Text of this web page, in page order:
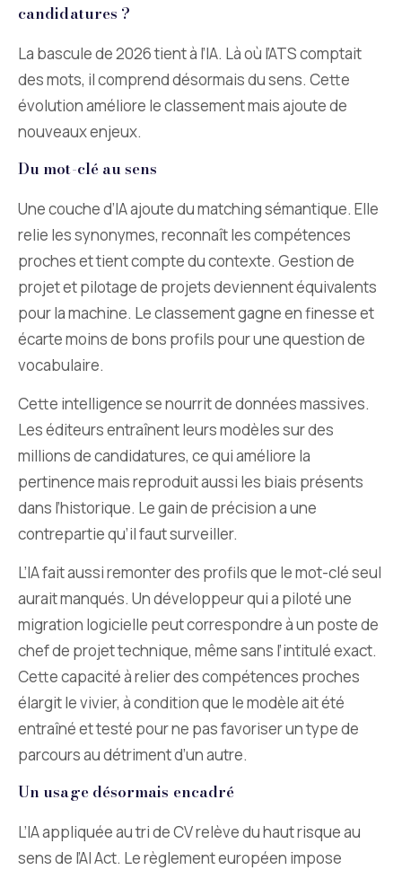
candidatures ?
La bascule de 2026 tient à l’IA. Là où l’ATS comptait
des mots, il comprend désormais du sens. Cette
évolution améliore le classement mais ajoute de
nouveaux enjeux.
Du mot-clé au sens
Une couche d’IA ajoute du matching sémantique. Elle
relie les synonymes, reconnaît les compétences
proches et tient compte du contexte. Gestion de
projet et pilotage de projets deviennent équivalents
pour la machine. Le classement gagne en finesse et
écarte moins de bons profils pour une question de
vocabulaire.
Cette intelligence se nourrit de données massives.
Les éditeurs entraînent leurs modèles sur des
millions de candidatures, ce qui améliore la
pertinence mais reproduit aussi les biais présents
dans l’historique. Le gain de précision a une
contrepartie qu’il faut surveiller.
L’IA fait aussi remonter des profils que le mot-clé seul
aurait manqués. Un développeur qui a piloté une
migration logicielle peut correspondre à un poste de
chef de projet technique, même sans l’intitulé exact.
Cette capacité à relier des compétences proches
élargit le vivier, à condition que le modèle ait été
entraîné et testé pour ne pas favoriser un type de
parcours au détriment d’un autre.
Un usage désormais encadré
L’IA appliquée au tri de CV relève du haut risque au
sens de l’AI Act. Le règlement européen impose